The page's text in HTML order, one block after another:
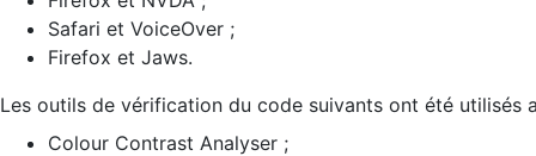
Safari et VoiceOver ;
Firefox et Jaws.
Les outils de vérification du code suivants ont été utilisés
Colour Contrast Analyser ;